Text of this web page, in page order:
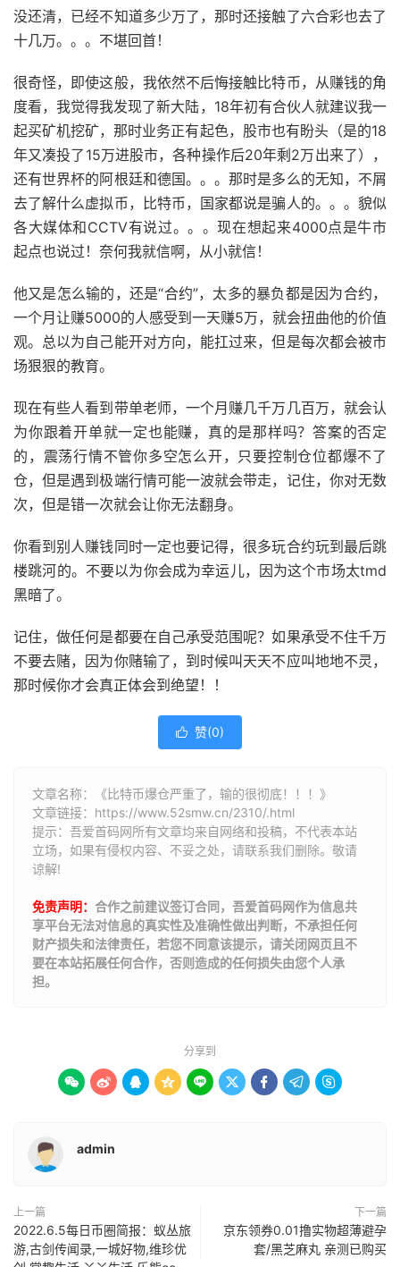
没还清，已经不知道多少万了，那时还接触了六合彩也去了
十几万。。。不堪回首！
很奇怪，即使这般，我依然不后悔接触比特币，从赚钱的角
度看，我觉得我发现了新大陆，18年初有合伙人就建议我一
起买矿机挖矿，那时业务正有起色，股市也有盼头（是的18
年又凑投了15万进股市，各种操作后20年剩2万出来了），
还有世界杯的阿根廷和德国。。。那时是多么的无知，不屑
去了解什么虚拟币，比特币，国家都说是骗人的。。。貌似
各大媒体和CCTV有说过。。。现在想起来4000点是牛市
起点也说过！奈何我就信啊，从小就信！
他又是怎么输的，还是“合约”，太多的暴负都是因为合约，
一个月让赚5000的人感受到一天赚5万，就会扭曲他的价值
观。总以为自己能开对方向，能扛过来，但是每次都会被市
场狠狠的教育。
现在有些人看到带单老师，一个月赚几千万几百万，就会认
为你跟着开单就一定也能赚，真的是那样吗？答案的否定
的，震荡行情不管你多空怎么开，只要控制仓位都爆不了
仓，但是遇到极端行情可能一波就会带走，记住，你对无数
次，但是错一次就会让你无法翻身。
你看到别人赚钱同时一定也要记得，很多玩合约玩到最后跳
楼跳河的。不要以为你会成为幸运儿，因为这个市场太tmd
黑暗了。
记住，做任何是都要在自己承受范围呢？如果承受不住千万
不要去赌，因为你赌输了，到时候叫天天不应叫地地不灵，
那时候你才会真正体会到绝望！！
 赞(0)
文章名称：《比特币爆仓严重了，输的很彻底！！！》
文章链接： https://www.52smw.cn/2310/.html
提示：吾爱首码网所有文章均来自网络和投稿，不代表本站
立场，如果有侵权内容、不妥之处，请联系我们删除。敬请
谅解!
免责声明： 合作之前建议签订合同，吾爱首码网作为信息共
享平台无法对信息的真实性及准确性做出判断，不承担任何
财产损失和法律责任，若您不同意该提示，请关闭网页且不
要在本站拓展任何合作，否则造成的任何损失由您个人承
担。
分享到
        
admin
上一篇
2022.6.5每日币圈简报：蚁丛旅
游,古剑传闻录,一城好物,维珍优
下一篇
京东领券0.01撸实物超薄避孕
套/黑芝麻丸 亲测已购买